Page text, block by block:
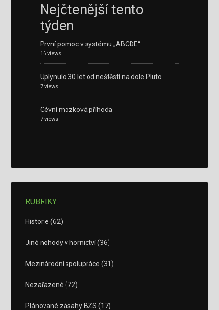
Nejčtenější tento
týden
První pomoc v systému „ABCDE“
16 views
Uplynulo 30 let od neštěstí na dole Pluto
7 views
Cévní mozková příhoda
7 views
RUBRIKY
Historie (62)
Jiné nehody v hornictví(36)
Mezinárodní spolupráce (31)
Nezařazené (72)
Plánované zásahy BZS (17)